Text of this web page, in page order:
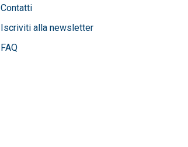
Contatti
Iscriviti alla newsletter
FAQ